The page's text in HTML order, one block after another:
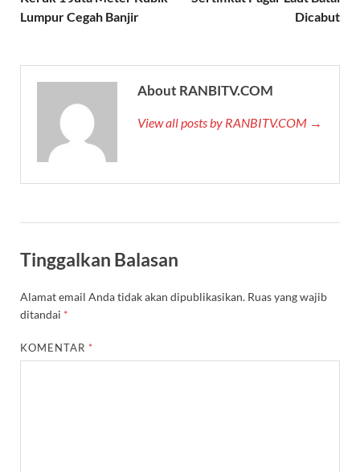
Lumpur Cegah Banjir
Dicabut
About RANBITV.COM
View all posts by RANBITV.COM →
Tinggalkan Balasan
Alamat email Anda tidak akan dipublikasikan. Ruas yang wajib
ditandai *
KOMENTAR *